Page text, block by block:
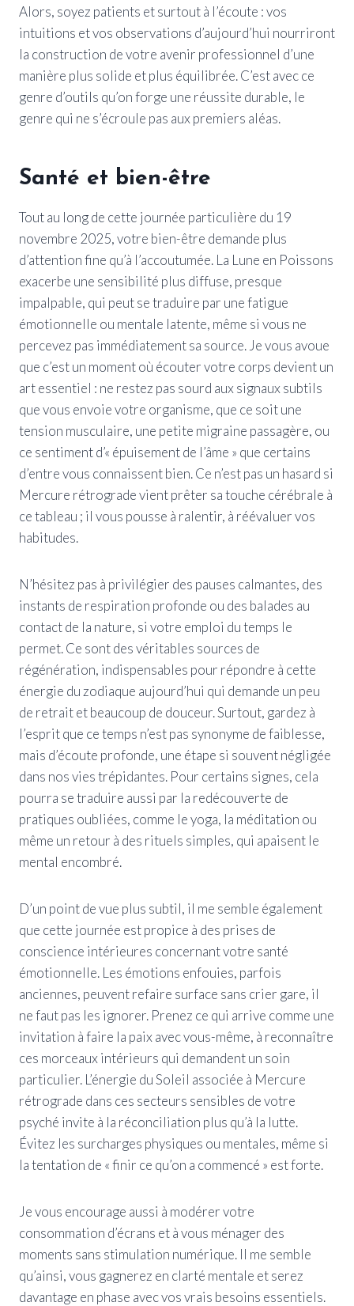
Alors, soyez patients et surtout à l’écoute : vos
intuitions et vos observations d’aujourd’hui nourriront
la construction de votre avenir professionnel d’une
manière plus solide et plus équilibrée. C’est avec ce
genre d’outils qu’on forge une réussite durable, le
genre qui ne s’écroule pas aux premiers aléas.
Santé et bien-être
Tout au long de cette journée particulière du 19
novembre 2025, votre bien-être demande plus
d’attention fine qu’à l’accoutumée. La Lune en Poissons
exacerbe une sensibilité plus diffuse, presque
impalpable, qui peut se traduire par une fatigue
émotionnelle ou mentale latente, même si vous ne
percevez pas immédiatement sa source. Je vous avoue
que c’est un moment où écouter votre corps devient un
art essentiel : ne restez pas sourd aux signaux subtils
que vous envoie votre organisme, que ce soit une
tension musculaire, une petite migraine passagère, ou
ce sentiment d’« épuisement de l’âme » que certains
d’entre vous connaissent bien. Ce n’est pas un hasard si
Mercure rétrograde vient prêter sa touche cérébrale à
ce tableau ; il vous pousse à ralentir, à réévaluer vos
habitudes.
N’hésitez pas à privilégier des pauses calmantes, des
instants de respiration profonde ou des balades au
contact de la nature, si votre emploi du temps le
permet. Ce sont des véritables sources de
régénération, indispensables pour répondre à cette
énergie du zodiaque aujourd’hui qui demande un peu
de retrait et beaucoup de douceur. Surtout, gardez à
l’esprit que ce temps n’est pas synonyme de faiblesse,
mais d’écoute profonde, une étape si souvent négligée
dans nos vies trépidantes. Pour certains signes, cela
pourra se traduire aussi par la redécouverte de
pratiques oubliées, comme le yoga, la méditation ou
même un retour à des rituels simples, qui apaisent le
mental encombré.
D’un point de vue plus subtil, il me semble également
que cette journée est propice à des prises de
conscience intérieures concernant votre santé
émotionnelle. Les émotions enfouies, parfois
anciennes, peuvent refaire surface sans crier gare, il
ne faut pas les ignorer. Prenez ce qui arrive comme une
invitation à faire la paix avec vous-même, à reconnaître
ces morceaux intérieurs qui demandent un soin
particulier. L’énergie du Soleil associée à Mercure
rétrograde dans ces secteurs sensibles de votre
psyché invite à la réconciliation plus qu’à la lutte.
Évitez les surcharges physiques ou mentales, même si
la tentation de « finir ce qu’on a commencé » est forte.
Je vous encourage aussi à modérer votre
consommation d’écrans et à vous ménager des
moments sans stimulation numérique. Il me semble
qu’ainsi, vous gagnerez en clarté mentale et serez
davantage en phase avec vos vrais besoins essentiels.